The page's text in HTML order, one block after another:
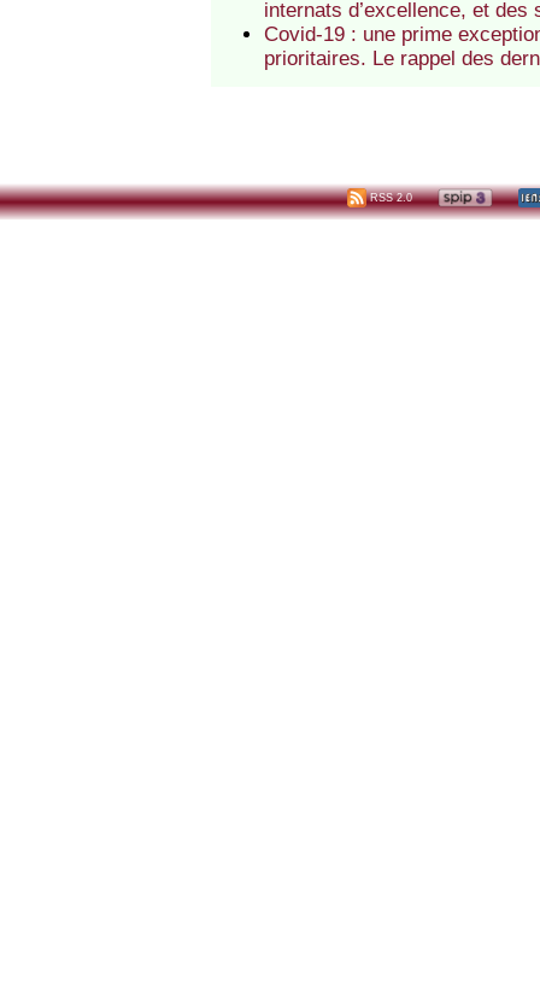
internats d’excellence, et
Covid-19 : une prime
prioritaires. Le rappel des
RSS 2.0